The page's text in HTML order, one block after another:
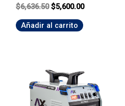
$6,636.50 El
original
$5,600.00El
Añadir al carrito